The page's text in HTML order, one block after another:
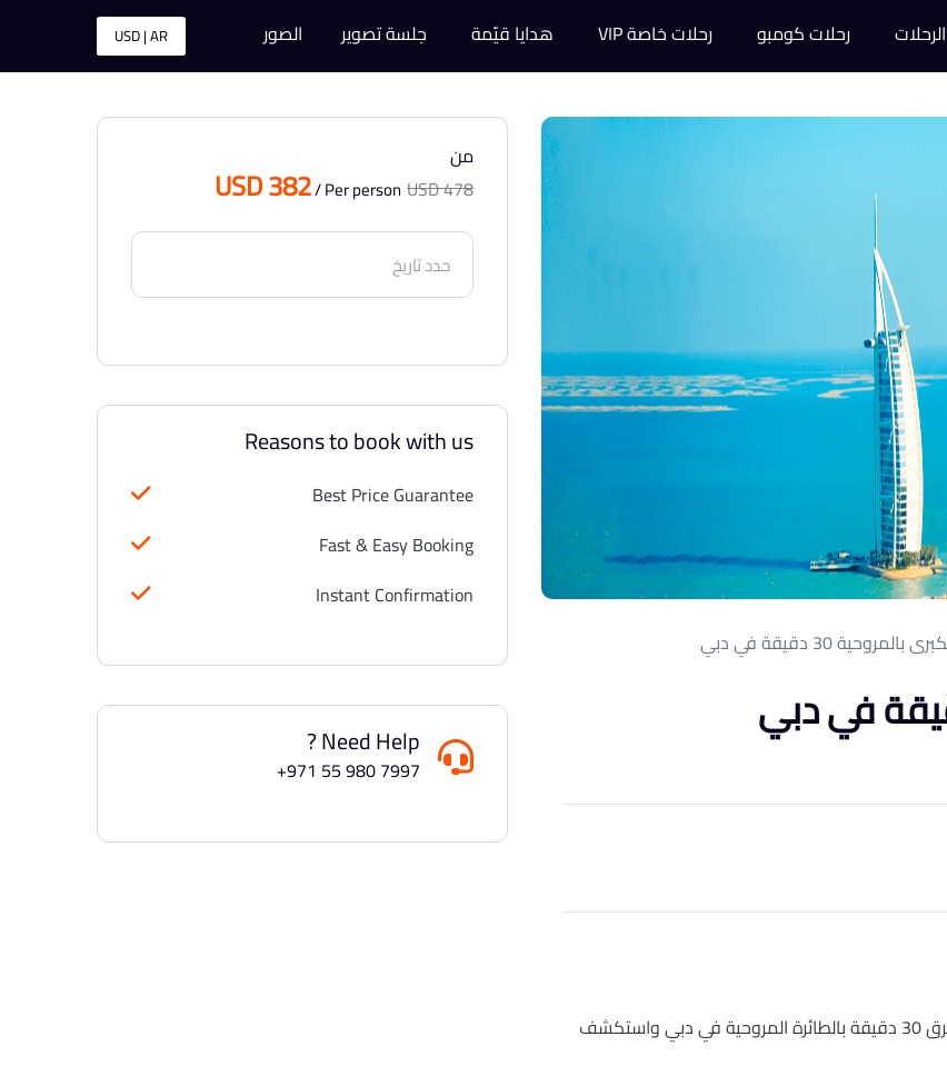
الرحلات رحلات كومبو رحلات خاصة VIP هدايا قيّمة جلسة تصوير الصور USD | AR
30 دقيقة في دبي
استمتع بتجربة العمر مرة واحدة في جولة Grand Tour التي تستغرق 30 دقيقة بالطائرة المروحية في دبي واستكشف
من
USD 382/ Per person USD 478
Reasons to book with us
Best Price Guarantee
Fast & Easy Booking
Instant Confirmation
Need Help ?
+971 55 980 7997